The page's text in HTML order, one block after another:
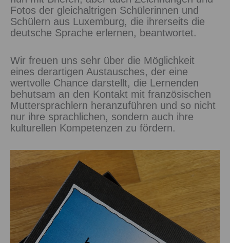
Fotos der gleichaltrigen Schülerinnen und
Schülern aus Luxemburg, die ihrerseits die
deutsche Sprache erlernen, beantwortet.
Wir freuen uns sehr über die Möglichkeit
eines derartigen Austausches, der eine
wertvolle Chance darstellt, die Lernenden
behutsam an den Kontakt mit französischen
Muttersprachlern heranzuführen und so nicht
nur ihre sprachlichen, sondern auch ihre
kulturellen Kompetenzen zu fördern.